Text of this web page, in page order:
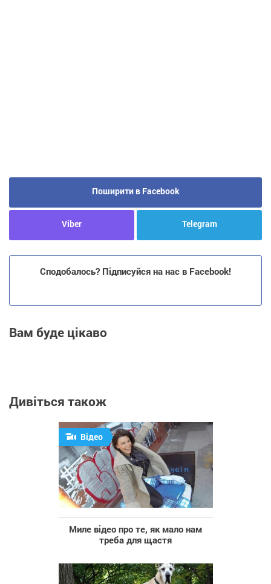
Поширити в Facebook
Viber Telegram
Сподобалось? Підписуйся на нас в Facebook!
Вам буде цікаво
Дивіться також
Відео
Миле відео про те, як мало нам
треба для щастя